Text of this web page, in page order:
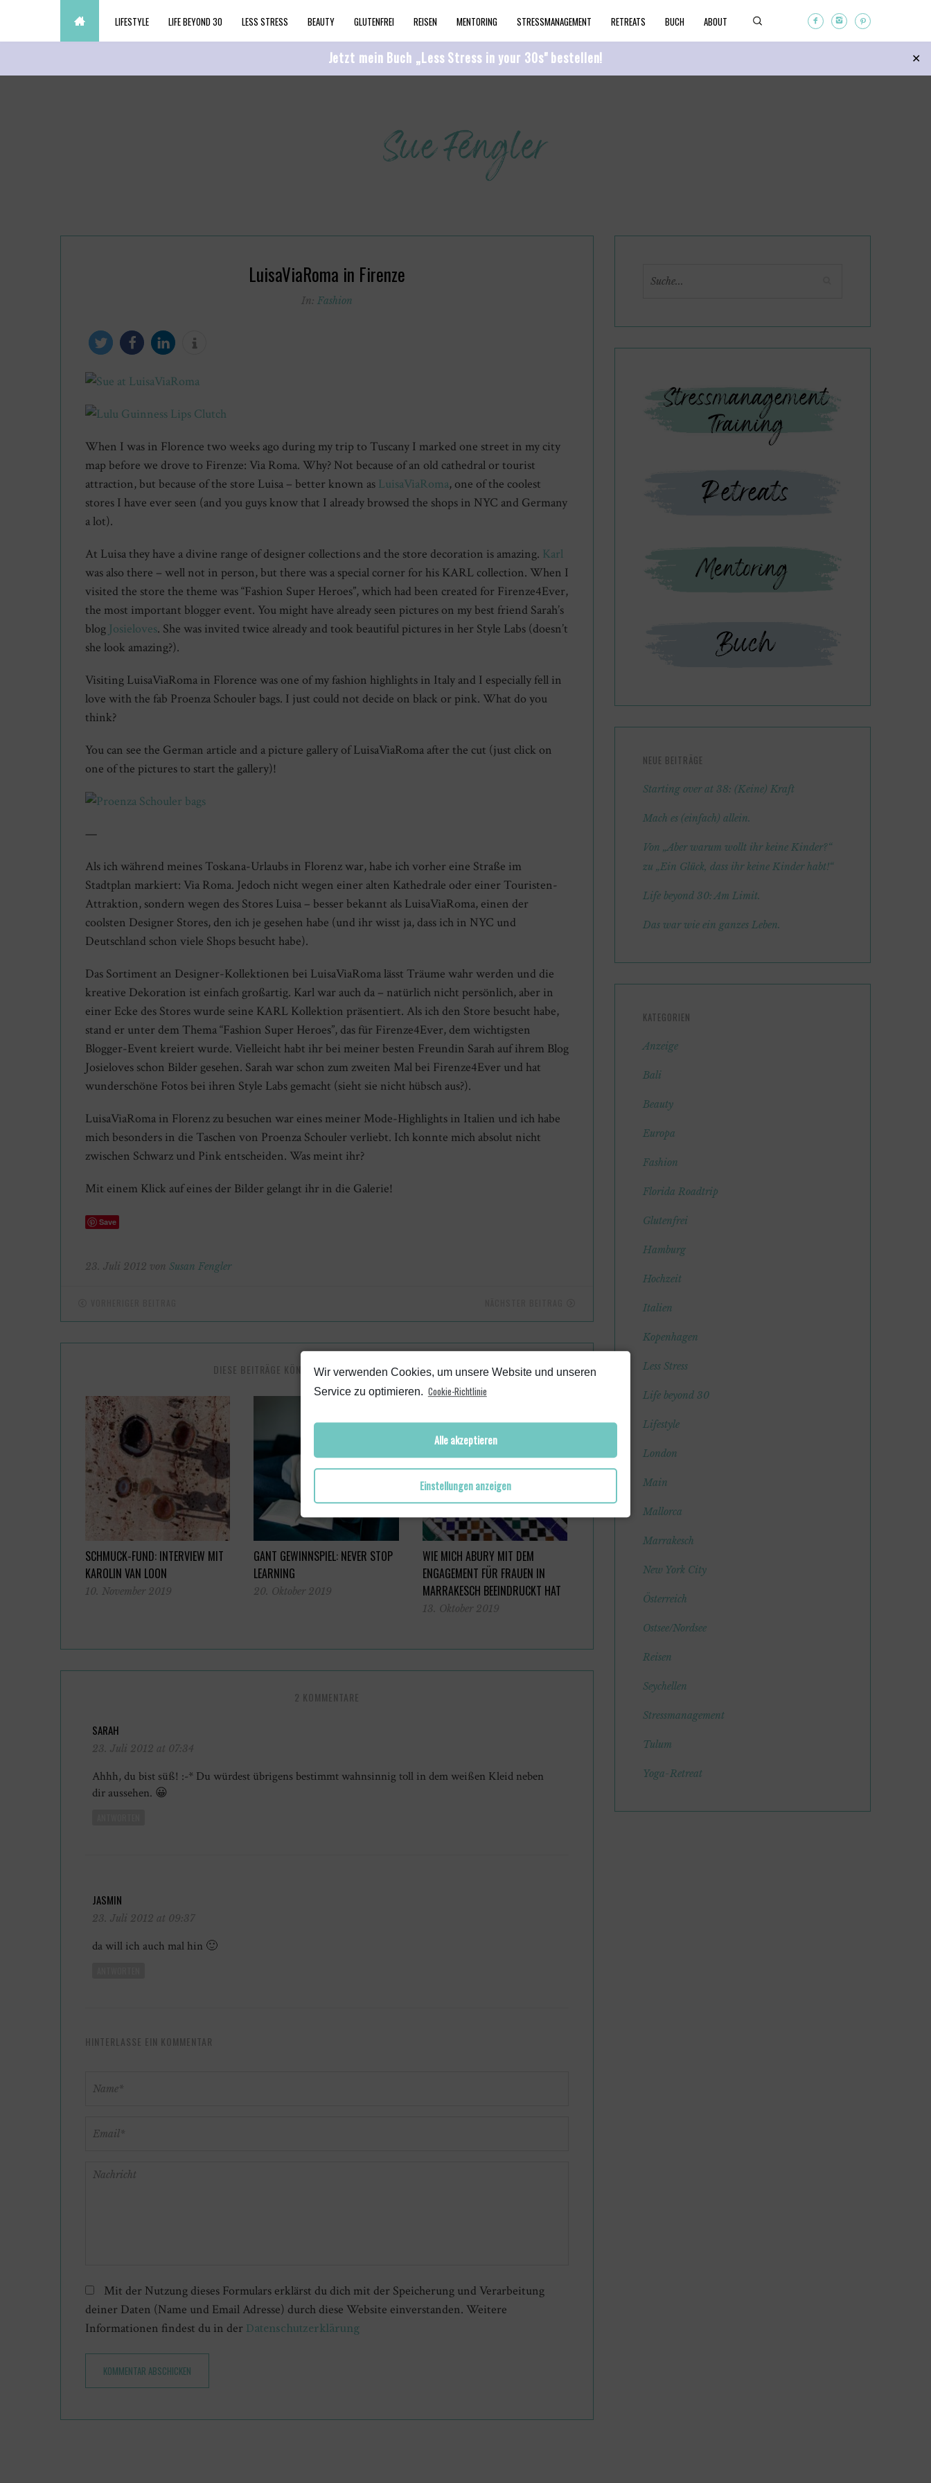
Wir verwenden Cookies, um unsere Website und unseren
Service zu optimieren. Cookie-Richtlinie
Alle akzeptieren
Einstellungen anzeigen
Jetzt mein Buch „Less Stress in your 30s" bestellen! ✕
LIFESTYLE LIFE BEYOND 30 LESS STRESS BEAUTY GLUTENFREI REISEN MENTORING STRESSMANAGEMENT RETREATS BUCH ABOUT Search
LuisaViaRoma in Firenze
In: Fashion
When I was in Florence two weeks ago during my trip to Tuscany I marked one street in my city
map before we drove to Firenze: Via Roma. Why? Not because of an old cathedral or tourist
attraction, but because of the store Luisa – better known as LuisaViaRoma, one of the coolest
stores I have ever seen (and you guys know that I already browsed the shops in NYC and Germany
a lot).
At Luisa they have a divine range of designer collections and the store decoration is amazing. Karl
was also there – well not in person, but there was a special corner for his KARL collection. When I
visited the store the theme was “Fashion Super Heroes”, which had been created for Firenze4Ever,
the most important blogger event. You might have already seen pictures on my best friend Sarah’s
blog Josieloves. She was invited twice already and took beautiful pictures in her Style Labs (doesn’t
she look amazing?).
Visiting LuisaViaRoma in Florence was one of my fashion highlights in Italy and I especially fell in
love with the fab Proenza Schouler bags. I just could not decide on black or pink. What do you
think?
You can see the German article and a picture gallery of LuisaViaRoma after the cut (just click on
one of the pictures to start the gallery)!
—
Als ich während meines Toskana-Urlaubs in Florenz war, habe ich vorher eine Straße im
Stadtplan markiert: Via Roma. Jedoch nicht wegen einer alten Kathedrale oder einer Touristen-
Attraktion, sondern wegen des Stores Luisa – besser bekannt als LuisaViaRoma, einen der
coolsten Designer Stores, den ich je gesehen habe (und ihr wisst ja, dass ich in NYC und
Deutschland schon viele Shops besucht habe).
Das Sortiment an Designer-Kollektionen bei LuisaViaRoma lässt Träume wahr werden und die
kreative Dekoration ist einfach großartig. Karl war auch da – natürlich nicht persönlich, aber in
einer Ecke des Stores wurde seine KARL Kollektion präsentiert. Als ich den Store besucht habe,
stand er unter dem Thema “Fashion Super Heroes”, das für Firenze4Ever, dem wichtigsten
Blogger-Event kreiert wurde. Vielleicht habt ihr bei meiner besten Freundin Sarah auf ihrem Blog
Josieloves schon Bilder gesehen. Sarah war schon zum zweiten Mal bei Firenze4Ever und hat
wunderschöne Fotos bei ihren Style Labs gemacht (sieht sie nicht hübsch aus?).
LuisaViaRoma in Florenz zu besuchen war eines meiner Mode-Highlights in Italien und ich habe
mich besonders in die Taschen von Proenza Schouler verliebt. Ich konnte mich absolut nicht
zwischen Schwarz und Pink entscheiden. Was meint ihr?
Mit einem Klick auf eines der Bilder gelangt ihr in die Galerie!
Save
23. Juli 2012 von Susan Fengler
DIESE BEITRÄGE KÖNNTEN DICH AUCH INTERESSIEREN
SCHMUCK-FUND: INTERVIEW MIT
KAROLIN VAN LOON
10. November 2019
GANT GEWINNSPIEL: NEVER STOP
LEARNING
20. Oktober 2019
WIE MICH ABURY MIT DEM
ENGAGEMENT FÜR FRAUEN IN
MARRAKESCH BEEINDRUCKT HAT
13. Oktober 2019
2 KOMMENTARE
SARAH
23. Juli 2012 at 07:34
Ahhh, du bist süß! :-* Du würdest übrigens bestimmt wahnsinnig toll in dem weißen Kleid neben
dir aussehen. 😀
JASMIN
23. Juli 2012 at 09:37
da will ich auch mal hin 🙂
HINTERLASSE EIN KOMMENTAR
Mit der Nutzung dieses Formulars erklärst du dich mit der Speicherung und Verarbeitung
deiner Daten (Name und Email Adresse) durch diese Website einverstanden. Weitere
Informationen findest du in der Datenschutzerklärung
KOMMENTAR ABSCHICKEN
NEUE BEITRÄGE
Starting over at 38: (Keine) Kraft
Mach es (einfach) allein.
Von „Aber warum wollt ihr keine Kinder?“
zu „Ein Glück, dass ihr keine Kinder habt!“
Life beyond 30: Am Limit.
Das war wie ein ganzes Leben.
KATEGORIEN
Anzeige
Bali
Beauty
Europa
Fashion
Florida Roadtrip
Glutenfrei
Hamburg
Hochzeit
Italien
Kopenhagen
Less Stress
Life beyond 30
Lifestyle
London
Main
Mallorca
Marrakesch
New York City
Österreich
Ostsee/Nordsee
Reisen
Seychellen
Stressmanagement
Tulum
Yoga-Retreat